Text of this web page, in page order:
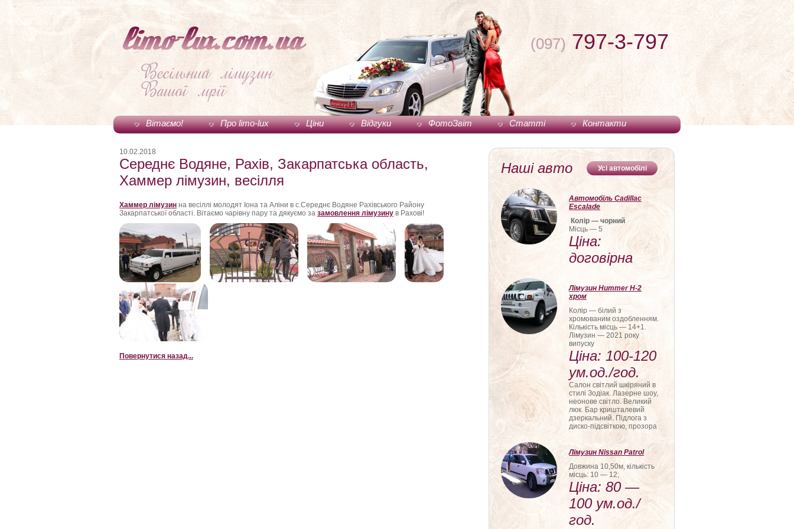
(097) 797-3-797
Вітаємо! Про limo-lux Ціни Відгуки ФотоЗвіт Статті Контакти
10.02.2018
Середнє Водяне, Рахів, Закарпатська область,
Хаммер лімузин, весілля
Хаммер лімузин на весіллі молодят Іона та Аліни в с.Середнє Водяне Рахівського Району
Закарпатської області. Вітаємо чарівну пару та дякуємо за замовлення лімузину в Рахові!
Повернутися назад...
Наші авто Усі автомобілі
Автомобіль Cadillac
Escalade
Колір — чорний
Місць — 5
Ціна:
договірна
Лімузин Hummer H-2
хром
Колір — білий з
хромованим оздобленням.
Кількість місць — 14+1.
Лімузин — 2021 року
випуску
Ціна: 100-120
ум.од./год.
Салон світлий шкіряний в
стилі Зодіак. Лазерне шоу,
неонове світло. Великий
люк. Бар кришталевий
дзеркальний. Підлога з
диско-підсвіткою, прозора
Лімузин Nissan Patrol
Довжина 10,50м, кількість
місць: 10 — 12;
Ціна: 80 —
100 ум.од./
год.